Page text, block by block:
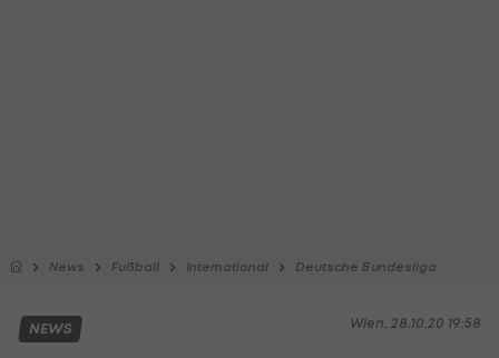
News Fußball International Deutsche Bundesliga
Wien, 28.10.20 19:58
NEWS